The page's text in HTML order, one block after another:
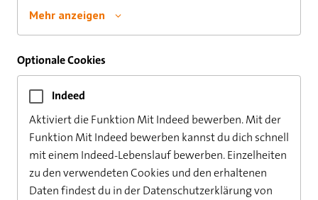
Mehr anzeigen
Optionale Cookies
Indeed
Aktiviert die Funktion Mit Indeed bewerben. Mit der
Funktion Mit Indeed bewerben kannst du dich schnell
mit einem Indeed-Lebenslauf bewerben. Einzelheiten
zu den verwendeten Cookies und den erhaltenen
Daten findest du in der Datenschutzerklärung von